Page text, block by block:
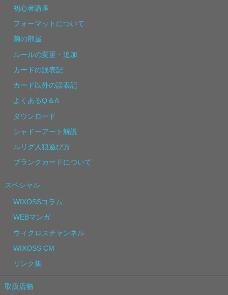
初心者講座
フォーマットについて
繭の部屋
ルールの変更・追加
カードの誤表記
カード以外の誤表記
よくあるQ＆A
ダウンロード
シャドーアート解説
ルリグ人狼遊び方
ブランクカードについて
スペシャル
WIXOSSコラム
WEBマンガ
ウィクロスチャンネル
WIXOSS CM
リンク集
取扱店舗